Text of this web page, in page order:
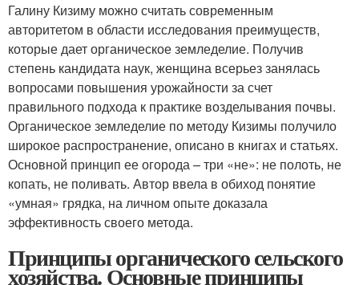
Галину Кизиму можно считать современным
авторитетом в области исследования преимуществ,
которые дает органическое земледелие. Получив
степень кандидата наук, женщина всерьез занялась
вопросами повышения урожайности за счет
правильного подхода к практике возделывания почвы.
Органическое земледелие по методу Кизимы получило
широкое распространение, описано в книгах и статьях.
Основной принцип ее огорода – три «не»: не полоть, не
копать, не поливать. Автор ввела в обиход понятие
«умная» грядка, на личном опыте доказала
эффективность своего метода.
Принципы органического сельского
хозяйства. Основные принципы